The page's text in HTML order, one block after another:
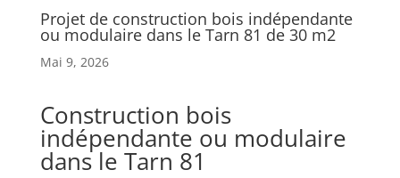
Projet de construction bois indépendante
ou modulaire dans le Tarn 81 de 30 m2
Mai 9, 2026
Construction bois
indépendante ou modulaire
dans le Tarn 81